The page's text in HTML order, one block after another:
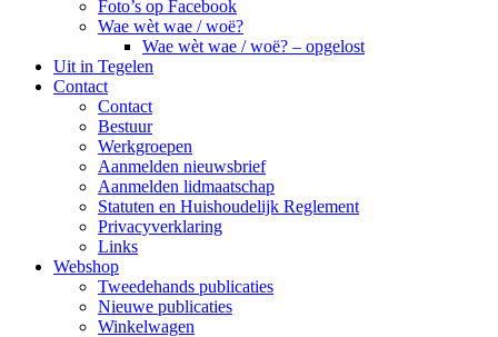
Foto’s op Facebook
Wae wèt wae / woë?
Wae wèt wae / woë? – opgelost
Uit in Tegelen
Contact
Contact
Bestuur
Werkgroepen
Aanmelden nieuwsbrief
Aanmelden lidmaatschap
Statuten en Huishoudelijk Reglement
Privacyverklaring
Links
Webshop
Tweedehands publicaties
Nieuwe publicaties
Winkelwagen